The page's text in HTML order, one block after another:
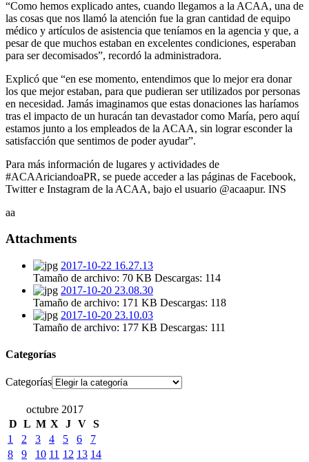
“Como hemos explicado antes, cuando llegamos a la ACAA, una de
las cosas que nos llamó la atención fue la gran cantidad de equipo
médico y artículos de asistencia que teníamos en la agencia y que, a
pesar de que muchos estaban en excelentes condiciones, esperaban
para ser decomisados”, recordó la administradora.
Explicó que “en ese momento, entendimos que lo mejor era donar
los que mejor estaban, para que pudieran ser utilizados por personas
en necesidad. Jamás imaginamos que estas donaciones las haríamos
tras el impacto de un huracán tan devastador como María, pero aquí
estamos junto a los empleados de la ACAA, sin lograr esconder la
satisfacción que sentimos de poder ayudar”.
Para más información de lugares y actividades de
#ACAAriciandoaPR, se puede acceder a las páginas de Facebook,
Twitter e Instagram de la ACAA, bajo el usuario @acaapur. INS
aa
Attachments
2017-10-22 16.27.13
Tamaño de archivo: 70 KB Descargas: 114
2017-10-20 23.08.30
Tamaño de archivo: 171 KB Descargas: 118
2017-10-20 23.10.03
Tamaño de archivo: 177 KB Descargas: 111
Categorías
Categorías
octubre 2017
D L M X J V S
1
2 3 4 5 6
7
8
9 10 11 12 13 14